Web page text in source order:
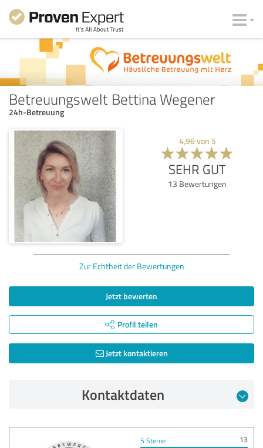
Betreuungswelt Bettina Wegener
24h-Betreuung
4,96von 5
SEHR GUT
13 Bewertungen
Zur Echtheit der Bewertungen
Jetzt bewerten
Profil teilen
Jetzt kontaktieren
Kontaktdaten
5 Sterne
13